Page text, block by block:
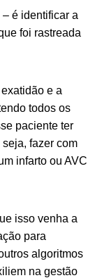
é identificar a
foi rastreada
e a
todos os
paciente ter
fazer com
infarto ou AVC
isso venha a
para
algoritmos
na gestão